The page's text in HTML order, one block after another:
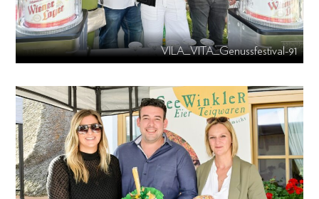
VILA_VITA_Genussfestival-91